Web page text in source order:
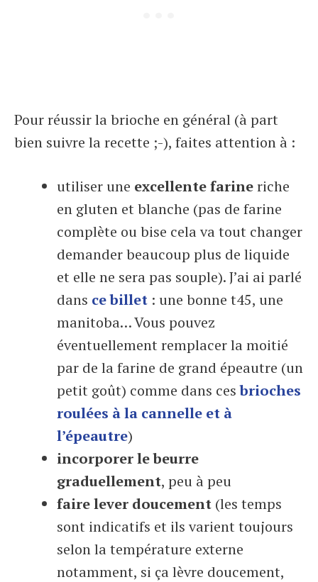
Pour réussir la brioche en général (à part
bien suivre la recette ;-), faites attention à :
utiliser une excellente farineriche
en gluten et blanche (pas de farine
complète ou bise cela va tout changer
demander beaucoup plus de liquide
et elle ne sera pas souple). J’ai ai parlé
dans ce billet : une bonne t45, une
manitoba… Vous pouvez
éventuellement remplacer la moitié
par de la farine de grand épeautre (un
petit goût) comme dans cesbrioches
roulées à la cannelle et à
l’épeautre)
incorporer le beurre
graduellement, peu à peu
faire lever doucement (les temps
sont indicatifs et ils varient toujours
selon la température externe
notamment, si ça lèvre doucement,